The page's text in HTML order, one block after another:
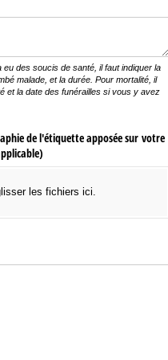
eu des soucis de santé, il faut indiquer la
malade, et la durée. Pour mortalité, il
et la date des funérailles si vous y avez
de l'étiquette apposée sur votre
les fichiers ici.